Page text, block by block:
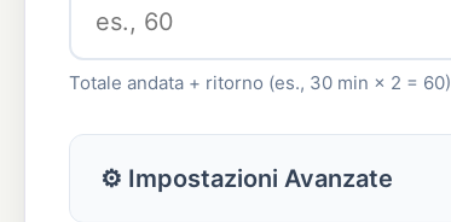
Totale andata + ritorno (es., 30 min × 2 = 60)
⚙️ Impostazioni Avanzate